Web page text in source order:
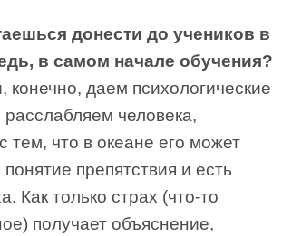
донести до учеников в
в самом начале обучения?
даем психологические
человека,
тем, что в океане его может
препятствия и есть
Как только страх (что-то
получает объяснение,